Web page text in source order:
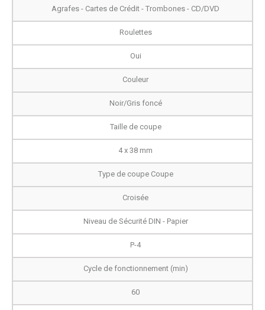
Agrafes - Cartes de Crédit - Trombones - CD/DVD
Roulettes
Oui
Couleur
Noir/Gris foncé
Taille de coupe
4 x 38 mm
Type de coupe Coupe
Croisée
Niveau de Sécurité DIN - Papier
P-4
Cycle de fonctionnement (min)
60